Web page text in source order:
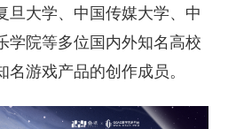
旦大学、中国传媒大学、中
学院等多位国内外知名高校
游戏产品的创作成员。